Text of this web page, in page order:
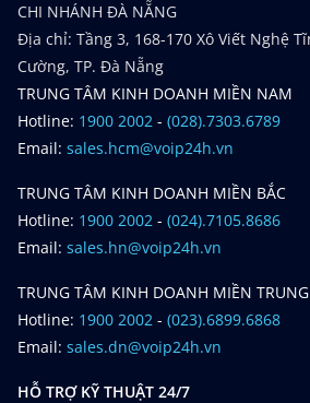
CHI NHÁNH ĐÀ NẴNG
Địa chỉ: Tầng 3, 168-170 Xô Viết Nghệ
Cường, TP. Đà Nẵng
TRUNG TÂM KINH DOANH MIỀN NAM
Hotline: 1900 2002 - (028).7303.6789
Email: sales.hcm@voip24h.vn
TRUNG TÂM KINH DOANH MIỀN BẮC
Hotline: 1900 2002 - (024).7105.8686
Email: sales.hn@voip24h.vn
TRUNG TÂM KINH DOANH MIỀN TRUNG
Hotline: 1900 2002 - (023).6899.6868
Email: sales.dn@voip24h.vn
HỖ TRỢ KỸ THUẬT 24/7